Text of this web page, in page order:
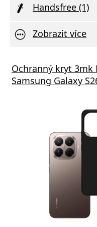
Handsfree (1)
Zobrazit více
Ochranný kryt 3mk
Samsung Galaxy